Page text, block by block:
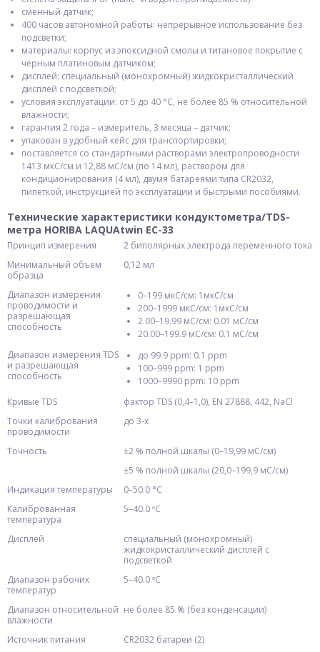
сменный датчик;
400 часов автономной работы: непрерывное использование без
подсветки;
материалы: корпус из эпоксидной смолы и титановое покрытие с
черным платиновым датчиком;
дисплей: специальный (монохромный) жидкокристаллический
дисплей с подсветкой;
условия эксплуатации: от 5 до 40 °С, не более 85 % относительной
влажности;
гарантия 2 года – измеритель, 3 месяца – датчик;
упакован в удобный кейс для транспортировки;
поставляется со стандартными растворами электропроводности
1413 мкС/см и 12,88 мС/см (по 14 мл), раствором для
кондиционирования (4 мл), двумя батареями типа CR2032,
пипеткой, инструкцией по эксплуатации и быстрыми пособиями.
Технические характеристики кондуктометра/TDS-
метра HORIBA LAQUAtwin EC-33
Принцип измерения
2 биполярных электрода переменного тока
Минимальный объем
образца
0,12 мл
Диапазон измерения
проводимости и
разрешающая
способность
0–199 мкС/см: 1мкС/см
200–1999 мкС/см: 1мкС/см
2.00–19.99 мС/см: 0.01 мС/см
20.00–199.9 мС/см: 0.1 мС/см
Диапазон измерения TDS
и разрешающая
способность
до 99.9 ppm: 0.1 ppm
100–999 ppm: 1 ppm
1000–9990 ppm: 10 ppm
Кривые TDS
фактор TDS (0,4–1,0), EN 27888, 442, NaCl
Точки калибрования
проводимости
до 3-х
Точность
±2 % полной шкалы (0–19,99 мС/см)
±5 % полной шкалы (20,0–199,9 мС/см)
Индикация температуры
0–50.0 °C
Калиброванная
температура
5–40.0 ºC
Дисплей
специальный (монохромный)
жидкокристаллический дисплей с
подсветкой
Диапазон рабочих
температур
5–40.0 ºC
Диапазон относительной
влажности
не более 85 % (без конденсации)
Источник питания
CR2032 батареи (2)